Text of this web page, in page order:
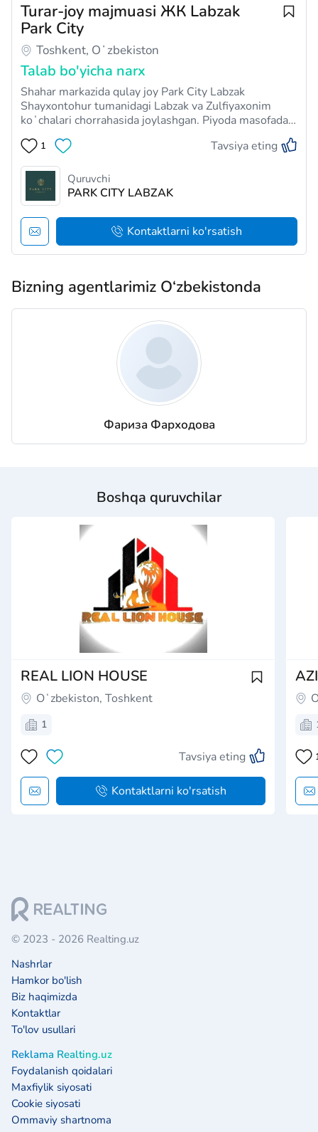
Turar-joy majmuasi ЖК Labzak
Park City
Toshkent, Oʻzbekiston
Talab bo'yicha narx
Shahar markazida qulay joy Park City Labzak
Shayxontohur tumanidagi Labzak va Zulfiyaxonim
koʻchalari chorrahasida joylashgan. Piyoda masofada
5 ta bolalar bog'chasi, 4 dan ortiq maktab, tumanda
10 dan ortiq bog'lar, eng katta park “Navruz”gacha
450 m va A maydoniga. Temur mashinada atigi 8 …
1 Tavsiya eting
Quruvchi
PARK CITY LABZAK
Kontaktlarni ko'rsatish
Bizning agentlarimiz O‘zbekistonda
Фариза Фарходова
Boshqa quruvchilar
REAL LION HOUSE
Oʻzbekiston, Toshkent
1
Tavsiya eting
Kontaktlarni ko'rsatish
© 2023 - 2026 Realting.uz
Nashrlar
Hamkor bo'lish
Biz haqimizda
Kontaktlar
To'lov usullari
Reklama Realting.uz
Foydalanish qoidalari
Maxfiylik siyosati
Cookie siyosati
Ommaviy shartnoma